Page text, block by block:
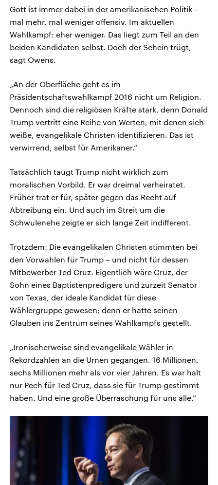
Gott ist immer dabei in der amerikanischen Politik –
mal mehr, mal weniger offensiv. Im aktuellen
Wahlkampf: eher weniger. Das liegt zum Teil an den
beiden Kandidaten selbst. Doch der Schein trügt,
sagt Owens.
„An der Oberfläche geht es im
Präsidentschaftswahlkampf 2016 nicht um Religion.
Dennoch sind die religiösen Kräfte stark, denn Donald
Trump vertritt eine Reihe von Werten, mit denen sich
weiße, evangelikale Christen identifizieren. Das ist
verwirrend, selbst für Amerikaner.“
Tatsächlich taugt Trump nicht wirklich zum
moralischen Vorbild. Er war dreimal verheiratet.
Früher trat er für, später gegen das Recht auf
Abtreibung ein. Und auch im Streit um die
Schwulenehe zeigte er sich lange Zeit indifferent.
Trotzdem: Die evangelikalen Christen stimmten bei
den Vorwahlen für Trump – und nicht für dessen
Mitbewerber Ted Cruz. Eigentlich wäre Cruz, der
Sohn eines Baptistenpredigers und zurzeit Senator
von Texas, der ideale Kandidat für diese
Wählergruppe gewesen; denn er hatte seinen
Glauben ins Zentrum seines Wahlkampfs gestellt.
„Ironischerweise sind evangelikale Wähler in
Rekordzahlen an die Urnen gegangen. 16 Millionen,
sechs Millionen mehr als vor vier Jahren. Es war halt
nur Pech für Ted Cruz, dass sie für Trump gestimmt
haben. Und eine große Überraschung für uns alle.“